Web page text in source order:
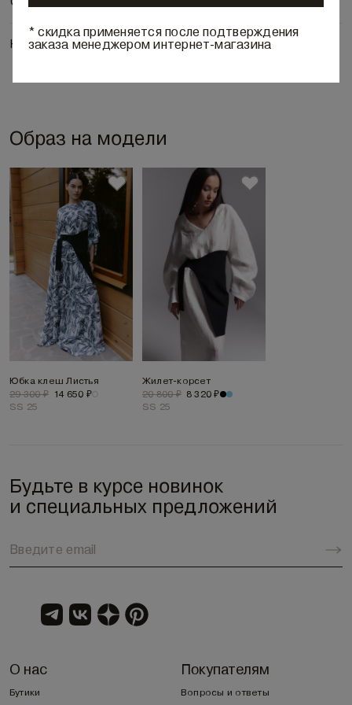
Наличие в бутиках
Образ на модели
Юбка клеш Листья
29 300 ₽ 14 650 ₽
SS 25
Жилет-корсет
20 800 ₽ 8 320 ₽
SS 25
Будьте в курсе новинок
и специальных предложений
О нас
Бутики
Покупателям
Вопросы и ответы
* скидка применяется после подтверждения
заказа менеджером интернет-магазина